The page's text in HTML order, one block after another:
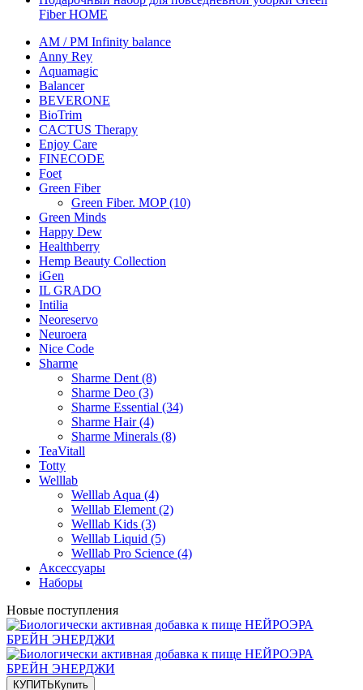
Fiber HOME
AM / PM Infinity balance
Anny Rey
Aquamagic
Balancer
BEVERONE
BioTrim
CACTUS Therapy
Enjoy Care
FINECODE
Foet
Green Fiber
Green Fiber. MOP (10)
Green Minds
Happy Dew
Healthberry
Hemp Beauty Collection
iGen
IL GRADO
Intilia
Neoreservo
Neuroera
Nice Code
Sharme
Sharme Dent (8)
Sharme Deo (3)
Sharme Essential (34)
Sharme Hair (4)
Sharme Minerals (8)
TeaVitall
Totty
Welllab
Welllab Aqua (4)
Welllab Element (2)
Welllab Kids (3)
Welllab Liquid (5)
Welllab Pro Science (4)
Аксессуары
Наборы
Новые поступления
КУПИТЬ Купить